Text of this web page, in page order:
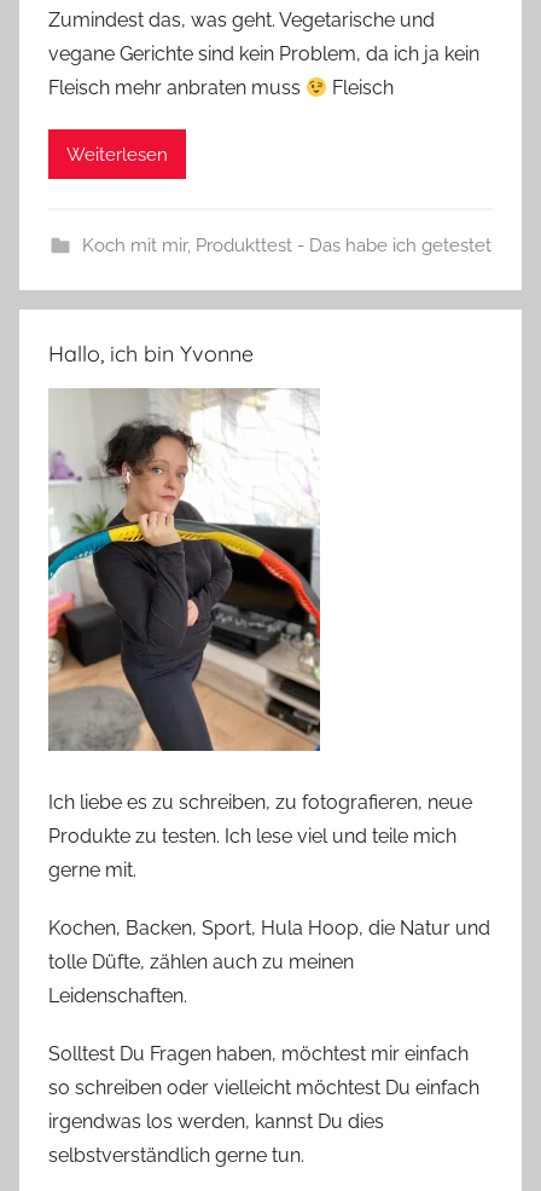
Zumindest das, was geht. Vegetarische und
vegane Gerichte sind kein Problem, da ich ja kein
Fleisch mehr anbraten muss
Fleisch
Weiterlesen
Koch mit mir, Produkttest - Das habe ich getestet
Hallo, ich bin Yvonne
Ich liebe es zu schreiben, zu fotografieren, neue
Produkte zu testen. Ich lese viel und teile mich
gerne mit.
Kochen, Backen, Sport, Hula Hoop, die Natur und
tolle Düfte, zählen auch zu meinen
Leidenschaften.
Solltest Du Fragen haben, möchtest mir einfach
so schreiben oder vielleicht möchtest Du einfach
irgendwas los werden, kannst Du dies
selbstverständlich gerne tun.